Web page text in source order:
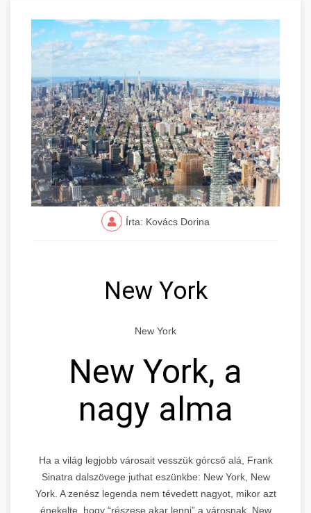
Írta: Kovács Dorina
New York
New York
New York, a
nagy alma
Ha a világ legjobb városait vesszük górcső alá, Frank
Sinatra dalszövege juthat eszünkbe: New York, New
York. A zenész legenda nem tévedett nagyot, mikor azt
énekelte, hogy “részese akar lenni” a városnak. New